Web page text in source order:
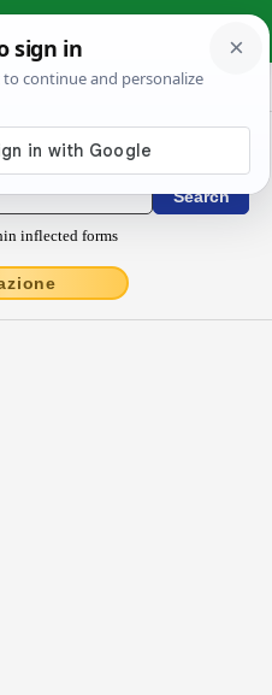
› praedestĭnor
latin
inflected forms